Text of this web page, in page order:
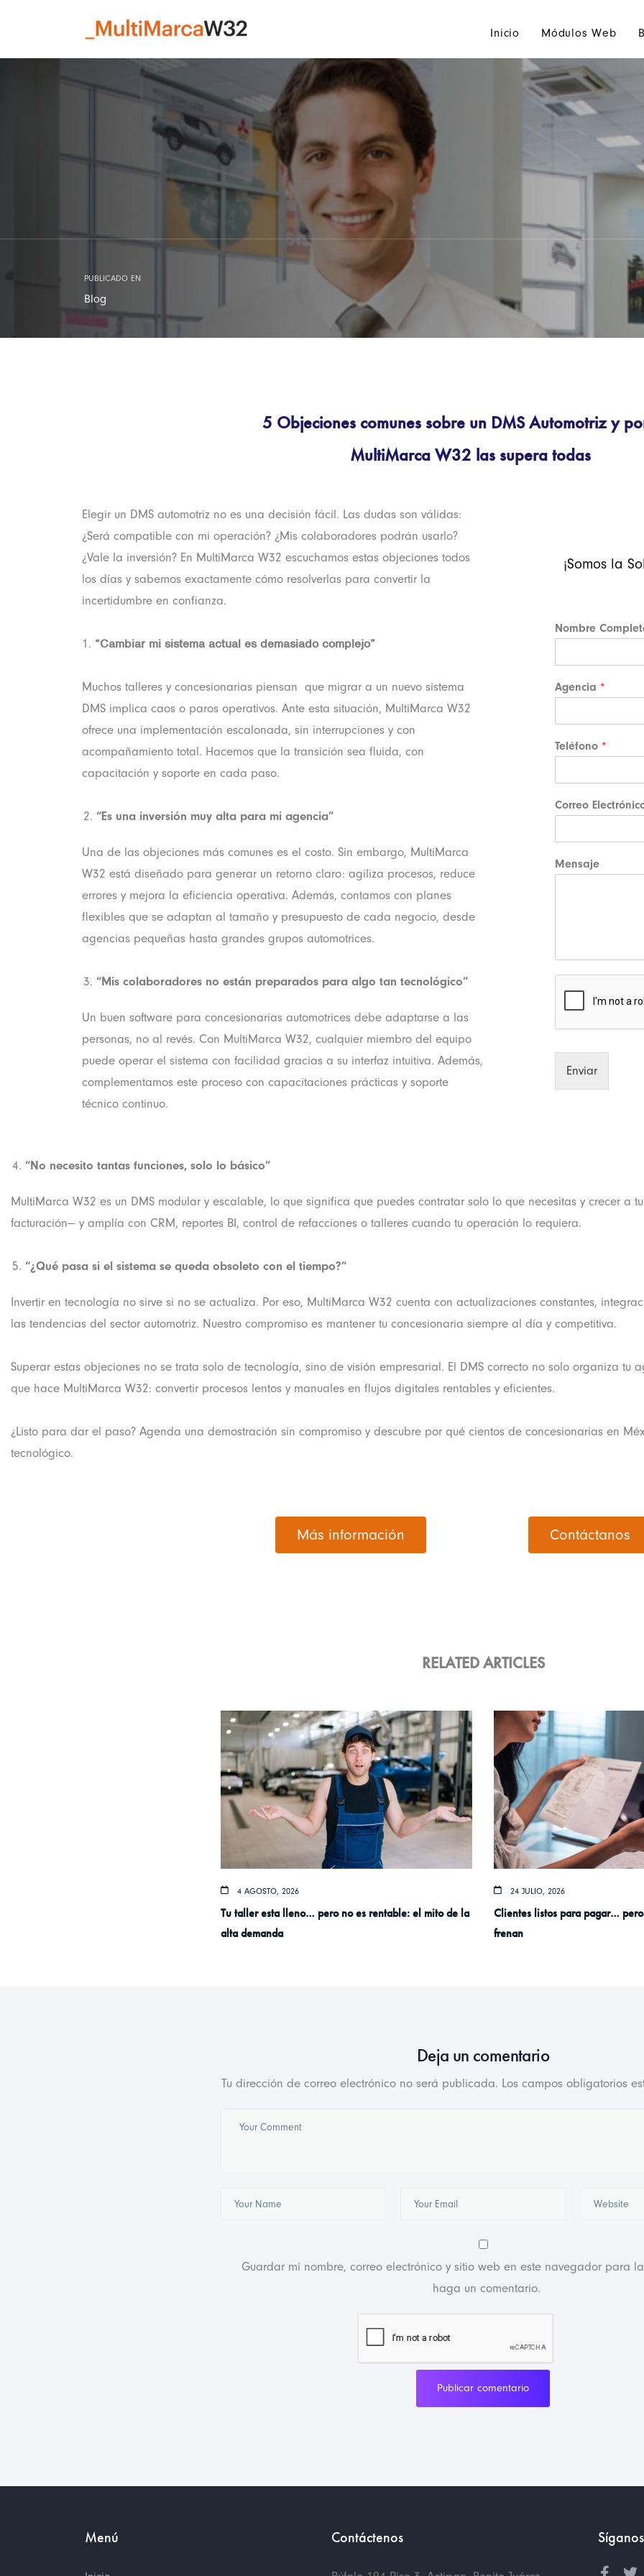
Inicio Módulos Web
PUBLICADO EN
Blog
5 Objeciones comunes sobre un DMS Automotriz y
MultiMarca W32 las supera todas
Elegir un DMS automotriz no es una decisión fácil. Las dudas son válidas:
¿Será compatible con mi operación? ¿Mis colaboradores podrán usarlo?
¿Vale la inversión? En MultiMarca W32 escuchamos estas objeciones todos
los días y sabemos exactamente cómo resolverlas para convertir la
incertidumbre en confianza.
1. “Cambiar mi sistema actual es demasiado complejo”
Muchos talleres y concesionarias piensan que migrar a un nuevo sistema
DMS implica caos o paros operativos. Ante esta situación, MultiMarca W32
ofrece una implementación escalonada, sin interrupciones y con
acompañamiento total. Hacemos que la transición sea fluida, con
capacitación y soporte en cada paso.
“Es una inversión muy alta para mi agencia”
Una de las objeciones más comunes es el costo. Sin embargo, MultiMarca
W32 está diseñado para generar un retorno claro: agiliza procesos, reduce
errores y mejora la eficiencia operativa. Además, contamos con planes
flexibles que se adaptan al tamaño y presupuesto de cada negocio, desde
agencias pequeñas hasta grandes grupos automotrices.
“Mis colaboradores no están preparados para algo tan tecnológico”
Un buen software para concesionarias automotrices debe adaptarse a las
personas, no al revés. Con MultiMarca W32, cualquier miembro del equipo
puede operar el sistema con facilidad gracias a su interfaz intuitiva. Además,
complementamos este proceso con capacitaciones prácticas y soporte
técnico continuo.
¡Somos la
Nombre
Agencia *
Teléfono *
Correo
Mensaje
Enviar
“No necesito tantas funciones, solo lo básico”
MultiMarca W32 es un DMS modular y escalable, lo que significa que puedes contratar solo lo que necesitas y crecer a
facturación— y amplía con CRM, reportes BI, control de refacciones o talleres cuando tu operación lo requiera.
“¿Qué pasa si el sistema se queda obsoleto con el tiempo?”
Invertir en tecnología no sirve si no se actualiza. Por eso, MultiMarca W32 cuenta con actualizaciones constantes,
las tendencias del sector automotriz. Nuestro compromiso es mantener tu concesionaria siempre al día y competitiva.
Superar estas objeciones no se trata solo de tecnología, sino de visión empresarial. El DMS correcto no solo organiza tu
que hace MultiMarca W32: convertir procesos lentos y manuales en flujos digitales rentables y eficientes.
¿Listo para dar el paso? Agenda una demostración sin compromiso y descubre por qué cientos de concesionarias en
tecnológico.
Más información Contáctanos
RELATED ARTICLES
4 AGOSTO, 2026
Tu taller esta lleno… pero no es rentable: el mito de la
alta demanda
24 JULIO, 2026
Clientes listos para pagar…
frenan
Deja un comentario
Tu dirección de correo electrónico no será publicada. Los campos obligatorios
Guardar mi nombre, correo electrónico y sitio web en este navegador para
haga un comentario.
Publicar comentario
Menú Contáctenos Síganos